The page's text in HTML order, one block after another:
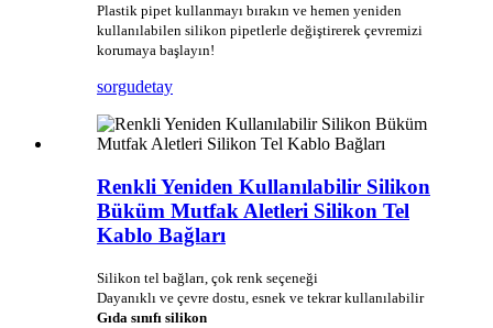
Plastik pipet kullanmayı bırakın ve hemen yeniden
kullanılabilen silikon pipetlerle değiştirerek çevremizi
korumaya başlayın!
sorgudetay
Renkli Yeniden Kullanılabilir Silikon
Büküm Mutfak Aletleri Silikon Tel
Kablo Bağları
Silikon tel bağları, çok renk seçeneği
Dayanıklı ve çevre dostu, esnek ve tekrar kullanılabilir
Gıda sınıfı silikon